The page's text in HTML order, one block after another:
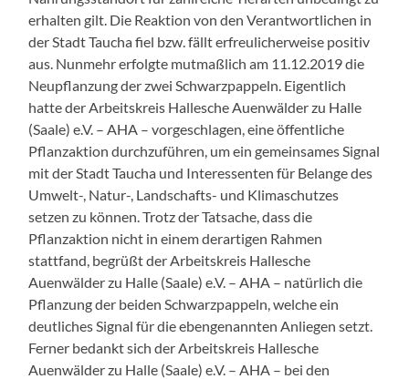
erhalten gilt. Die Reaktion von den Verantwortlichen in
der Stadt Taucha fiel bzw. fällt erfreulicherweise positiv
aus. Nunmehr erfolgte mutmaßlich am 11.12.2019 die
Neupflanzung der zwei Schwarzpappeln. Eigentlich
hatte der Arbeitskreis Hallesche Auenwälder zu Halle
(Saale) e.V. – AHA – vorgeschlagen, eine öffentliche
Pflanzaktion durchzuführen, um ein gemeinsames Signal
mit der Stadt Taucha und Interessenten für Belange des
Umwelt-, Natur-, Landschafts- und Klimaschutzes
setzen zu können. Trotz der Tatsache, dass die
Pflanzaktion nicht in einem derartigen Rahmen
stattfand, begrüßt der Arbeitskreis Hallesche
Auenwälder zu Halle (Saale) e.V. – AHA – natürlich die
Pflanzung der beiden Schwarzpappeln, welche ein
deutliches Signal für die ebengenannten Anliegen setzt.
Ferner bedankt sich der Arbeitskreis Hallesche
Auenwälder zu Halle (Saale) e.V. – AHA – bei den